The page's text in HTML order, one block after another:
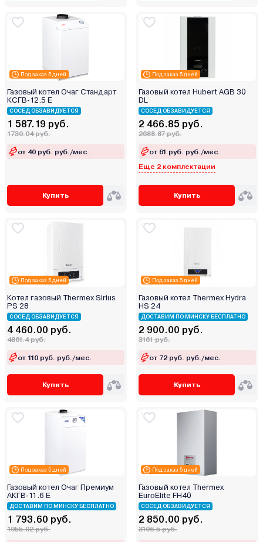
Под заказ 5 дней
Газовый котел Очаг Стандарт
КСГВ-12.5 Е
СОСЕД ОБЗАВИДУЕТСЯ
1 587.19 руб.
1730.04 руб.
от 40 руб. руб./мес.
Купить
Под заказ 5 дней
Газовый котел Hubert AGB 30
DL
СОСЕД ОБЗАВИДУЕТСЯ
2 466.85 руб.
2688.87 руб.
от 61 руб. руб./мес.
Еще 2 комплектации
Купить
Под заказ 5 дней
Котел газовый Thermex Sirius
PS 28
СОСЕД ОБЗАВИДУЕТСЯ
4 460.00 руб.
4861.4 руб.
от 110 руб. руб./мес.
Купить
Под заказ 5 дней
Газовый котел Thermex Hydra
HS 24
ДОСТАВИМ ПО МИНСКУ БЕСПЛАТНО
2 900.00 руб.
3161 руб.
от 72 руб. руб./мес.
Купить
Под заказ 5 дней
Газовый котел Очаг Премиум
АКГВ-11.6 Е
ДОСТАВИМ ПО МИНСКУ БЕСПЛАТНО
1 793.60 руб.
1955.02 руб.
Под заказ 5 дней
Газовый котел Thermex
EuroElite FH40
СОСЕД ОБЗАВИДУЕТСЯ
2 850.00 руб.
3106.5 руб.